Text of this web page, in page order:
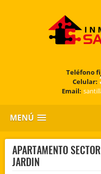
Teléfono
Celular:
Email:
MENÚ
APARTAMENTO
JARDIN